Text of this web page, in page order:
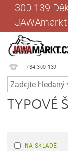
300 139
JAWAmarkt
734 300 139
TYPOVÉ
NA SKLADĚ